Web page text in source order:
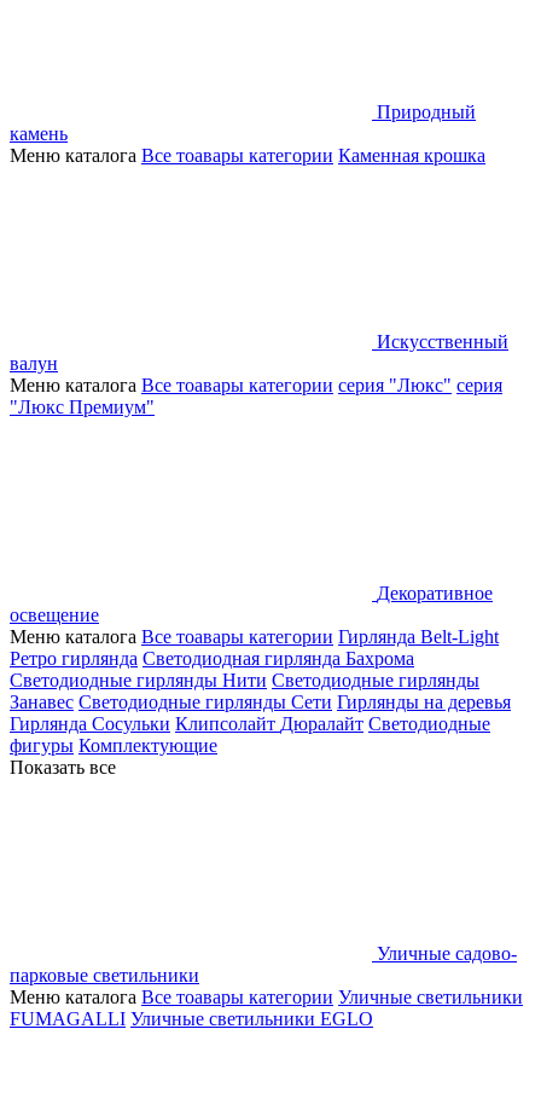
Природный
камень
Меню каталога Все тоавары категории Каменная крошка
Искусственный
валун
Меню каталога Все тоавары категории серия "Люкс" серия
"Люкс Премиум"
Декоративное
освещение
Меню каталога Все тоавары категории Гирлянда Belt-Light
Ретро гирлянда Светодиодная гирлянда Бахрома
Светодиодные гирлянды Нити Светодиодные гирлянды
Занавес Светодиодные гирлянды Сети Гирлянды на деревья
Гирлянда Сосульки Клипсолайт Дюралайт Светодиодные
фигуры Комплектующие
Показать все
Уличные садово-
парковые светильники
Меню каталога Все тоавары категории Уличные светильники
FUMAGALLI Уличные светильники EGLO